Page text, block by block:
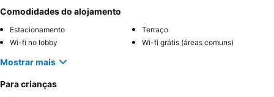
Comodidades do alojamento
Estacionamento
Terraço
Wi-fi no lobby
Wi-fi grátis (áreas comuns)
Mostrar mais
Para crianças